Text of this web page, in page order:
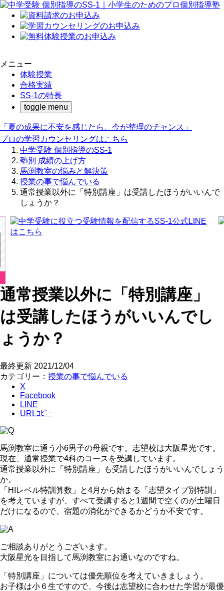
メニュー
体験授業
合格実績
SS-1の特長
toggle menu
「夏の成果に不安を感じたら、今が整理のチャンス」
プロの学習カウンセリングはこちら
中学受験 個別指導のSS-1
塾別 成績の上げ方
馬渕教室の悩みと解決策
授業の事で悩んでいる
通常授業以外に「特別講座」は受講したほうがいいんで
しょうか？
通常授業以外に「特別講座」
は受講したほうがいいんでし
ょうか？
最終更新 2021/12/04
カテゴリー： 授業の事で悩んでいる
X
Facebook
LINE
URLｺﾋﾟｰ
馬渕教室に通う小6男子の母親です。志望校は大阪星光です。
現在、通常授業で4科のコースを受講しています。
通常授業以外に「特別講座」も受講したほうがいいんでしょう
か。
「HIレベル特訓算数」と4月から始まる「志望タイプ別特訓」
を考えていますが、すべて受講すると1週間で空くのが土曜日
だけになるので、宿題の消化ができるかどうか不安です。
ご相談ありがとうございます。
大阪星光を目指して馬渕教室にお通いなのですね。
「特別講座」については優先順位を考えていきましょう。
お子様は小６生ですので、今後は志望校に合わせた学習が最優